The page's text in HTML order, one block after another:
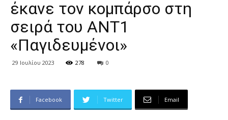
έκανε τον κομπάρσο στη
σειρά του ΑΝΤ1
«Παγιδευμένοι»
29 Ιουλίου 2023 278 0
Facebook Twitter Email